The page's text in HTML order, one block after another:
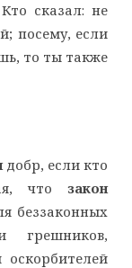
сказал: не
посему, если
то ты также
добр, если кто
чтозакон
беззаконных
грешников,